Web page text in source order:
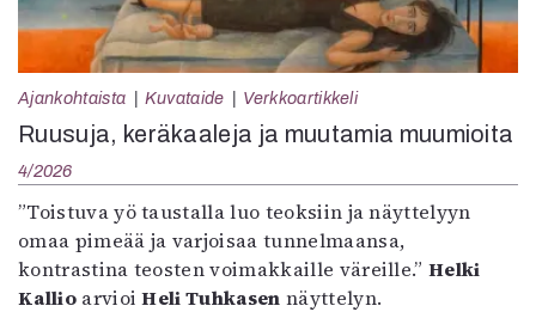
Ajankohtaista Kuvataide Verkkoartikkeli
Ruusuja, keräkaaleja ja muutamia muumioita
4/2026
”Toistuva yö taustalla luo teoksiin ja näyttelyyn
omaa pimeää ja varjoisaa tunnelmaansa,
kontrastina teosten voimakkaille väreille.”Helki
KallioarvioiHeli Tuhkasen näyttelyn.